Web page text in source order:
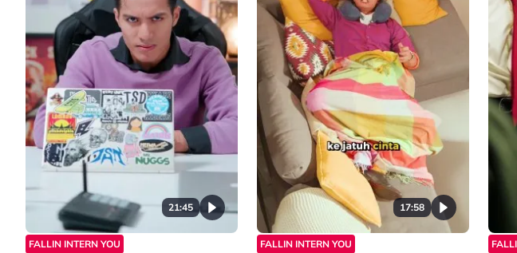
21:45
FALLIN INTERN YOU
17:58
FALLIN INTERN YOU